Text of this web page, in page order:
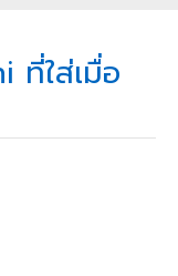
ที่ใส่เมื่อ